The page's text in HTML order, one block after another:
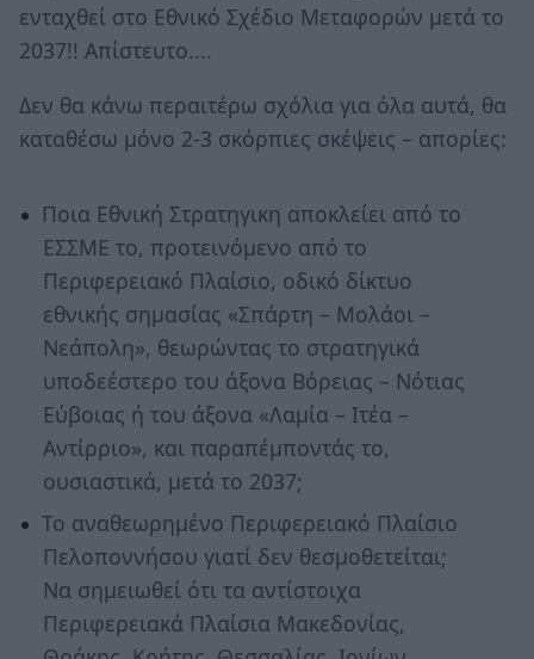
ενταχθεί στο Εθνικό Σχέδιο Μεταφορών μετά το
2037!! Απίστευτο....
Δεν θα κάνω περαιτέρω σχόλια για όλα αυτά, θα
καταθέσω μόνο 2-3 σκόρπιες σκέψεις – απορίες:
Ποια Εθνική Στρατηγικη αποκλείει από το
ΕΣΣΜΕ το, προτεινόμενο από το
Περιφερειακό Πλαίσιο, οδικό δίκτυο
εθνικής σημασίας «Σπάρτη – Μολάοι –
Νεάπολη», θεωρώντας το στρατηγικά
υποδεέστερο του άξονα Βόρειας – Νότιας
Εύβοιας ή του άξονα «Λαμία – Ιτέα –
Αντίρριο», και παραπέμποντάς το,
ουσιαστικά, μετά το 2037;
Το αναθεωρημένο Περιφερειακό Πλαίσιο
Πελοποννήσου γιατί δεν θεσμοθετείται;
Να σημειωθεί ότι τα αντίστοιχα
Περιφερειακά Πλαίσια Μακεδονίας,